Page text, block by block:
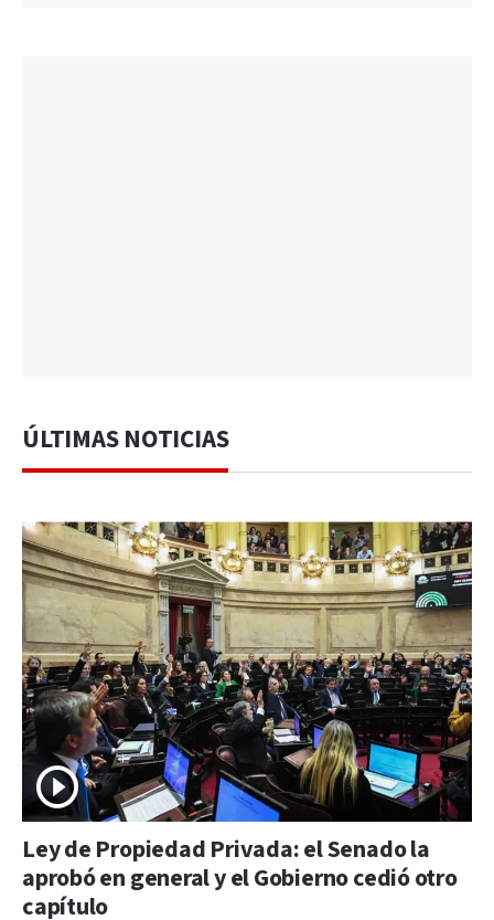
ÚLTIMAS NOTICIAS
Ley de Propiedad Privada: el Senado la
aprobó en general y el Gobierno cedió otro
capítulo